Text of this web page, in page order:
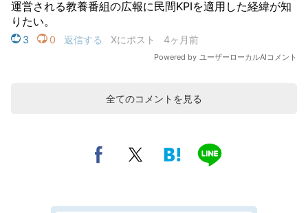
全てのコメントを見る